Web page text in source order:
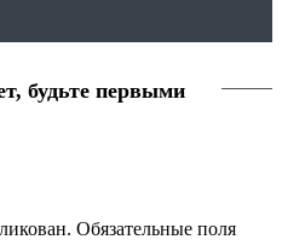
будьте первыми
Обязательные поля